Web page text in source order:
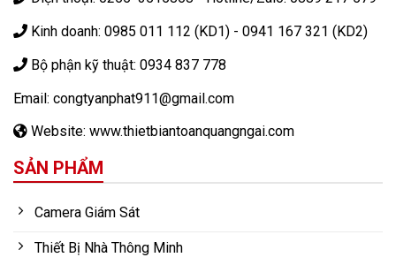
Kinh doanh: 0985 011 112 (KD1) - 0941 167 321 (KD2)
Bộ phận kỹ thuật: 0934 837 778
Email: congtyanphat911@gmail.com
Website: www.thietbiantoanquangngai.com
SẢN PHẨM
Camera Giám Sát
Thiết Bị Nhà Thông Minh